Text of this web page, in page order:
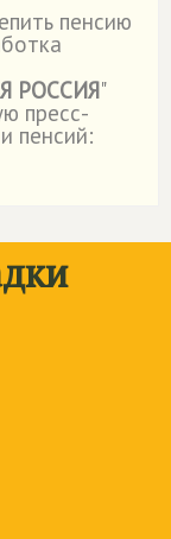
пенсию
РОССИЯ"
пресс-
пенсий: